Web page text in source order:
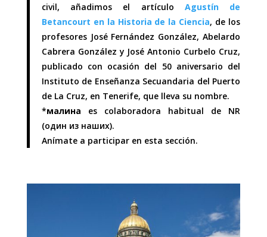
civil, añadimos el artículo Agustín de
Betancourt en la Historia de la Ciencia, de los
profesores José Fernández González, Abelardo
Cabrera González y José Antonio Curbelo Cruz,
publicado con ocasión del 50 aniversario del
Instituto de Enseñanza Secuandaria del Puerto
de La Cruz, en Tenerife, que lleva su nombre.
*малина es colaboradora habitual de NR
(один из наших).
Anímate a participar en esta sección.